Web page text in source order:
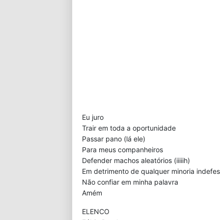
Eu juro
Trair em toda a oportunidade
Passar pano (lá ele)
Para meus companheiros
Defender machos aleatórios (iiiiih)
Em detrimento de qualquer minoria
Não confiar em minha palavra
Amém
ELENCO